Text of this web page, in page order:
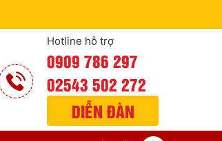
Hotline hỗ trợ
0909 786 297
02543 502 272
DIỄN ĐÀN